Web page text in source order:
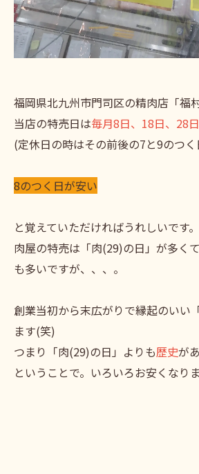
福岡県北九州市門司区の精肉店「福
当店の特売日は毎月8日、18日、28日
(定休日の時はその前後の7と9のつ
8のつく日が安い
と覚えていただければうれしいです。
肉屋の特売は「肉(29)の日」が多く
も多いですが、、、。
創業当初から末広がりで縁起のいい
ます(笑)
つまり「肉(29)の日」よりも歴史が
ということで。いろいろお安くなり